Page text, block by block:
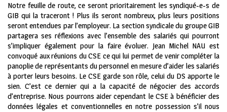
Notre feuille de route, ce seront prioritairement les syndiqué-e-s de
GIB qui la traceront ! Plus ils seront nombreux, plus leurs positions
seront entendues par l’employeur. La section syndicale du groupe GIB
partagera ses réflexions avec l’ensemble des salariés qui pourront
s’impliquer également pour la faire évoluer. Jean Michel NAU est
convoqué aux réunions du CSE ce qui lui permet de venir compléter la
panoplie de représentants du personnel en mesure d’aider les salariés
à porter leurs besoins. Le CSE garde son rôle, celui du DS apporte le
sien. C’est ce dernier qui a la capacité de négocier des accords
d’entreprise. Nous pourrons aider cependant le CSE à bénéficier des
données légales et conventionnelles en notre possession s’il nous